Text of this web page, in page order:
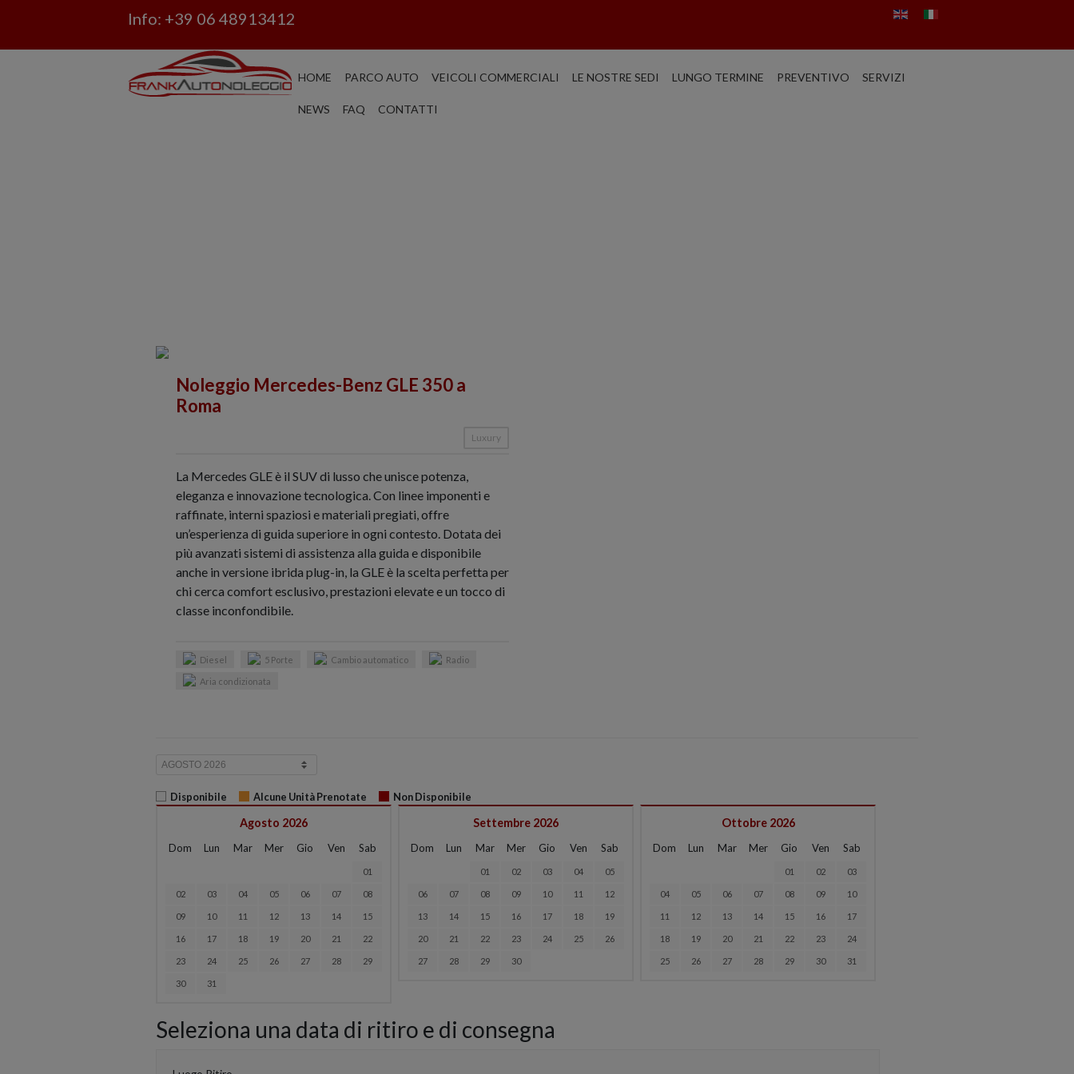
Info: +39 06 48913412
HOME PARCO AUTO VEICOLI COMMERCIALI LE NOSTRE SEDI LUNGO TERMINE PREVENTIVO SERVIZI
NEWS FAQ CONTATTI
Noleggio Mercedes-Benz GLE 350 a
Roma
Luxury
La Mercedes GLE è il SUV di lusso che unisce potenza,
eleganza e innovazione tecnologica. Con linee imponenti e
raffinate, interni spaziosi e materiali pregiati, offre
un’esperienza di guida superiore in ogni contesto. Dotata dei
più avanzati sistemi di assistenza alla guida e disponibile
anche in versione ibrida plug-in, la GLE è la scelta perfetta per
chi cerca comfort esclusivo, prestazioni elevate e un tocco di
classe inconfondibile.
Diesel 5 Porte Cambio automatico Radio
Aria condizionata
Disponibile Alcune Unità Prenotate Non Disponibile
Agosto 2026
Dom Lun Mar Mer Gio Ven Sab
01
02 03 04 05 06 07 08
09 10 11 12 13 14 15
16 17 18 19 20 21 22
23 24 25 26 27 28 29
30 31
Settembre 2026
Dom Lun Mar Mer Gio Ven Sab
01 02 03 04 05
06 07 08 09 10 11 12
13 14 15 16 17 18 19
20 21 22 23 24 25 26
27 28 29 30
Ottobre 2026
Dom Lun Mar Mer Gio Ven Sab
01 02 03
04 05 06 07 08 09 10
11 12 13 14 15 16 17
18 19 20 21 22 23 24
25 26 27 28 29 30 31
Seleziona una data di ritiro e di consegna